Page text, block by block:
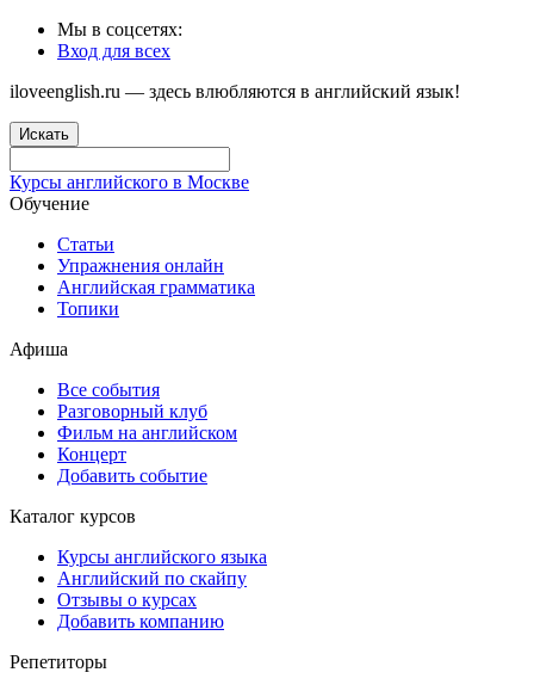
Мы в соцсетях:
Вход для всех
iloveenglish.ru — здесь влюбляются в английский язык!
Искать
Курсы английского в Москве
Обучение
Статьи
Упражнения онлайн
Английская грамматика
Топики
Афиша
Все события
Разговорный клуб
Фильм на английском
Концерт
Добавить событие
Каталог курсов
Курсы английского языка
Английский по скайпу
Отзывы о курсах
Добавить компанию
Репетиторы